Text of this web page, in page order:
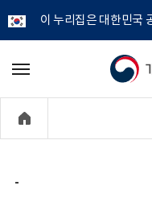
이 누리집은 대한민국
개
정
메
기
-